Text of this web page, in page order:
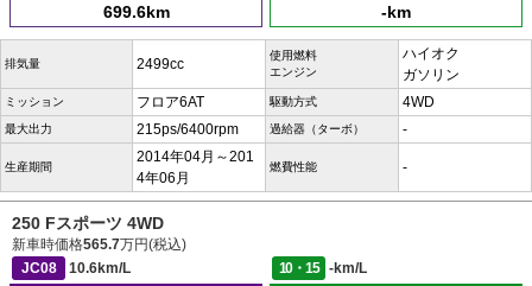
699.6km -km
排気量 2499cc
使用燃料
エンジン
ハイオク
ガソリン
ミッション フロア6AT 駆動方式 4WD
最大出力 215ps/6400rpm 過給器（ターボ） -
生産期間
2014年04月～201
4年06月
燃費性能 -
250 Fスポーツ 4WD
新車時価格565.7万円(税込)
JC08
10.6km/L 10・15
-km/L